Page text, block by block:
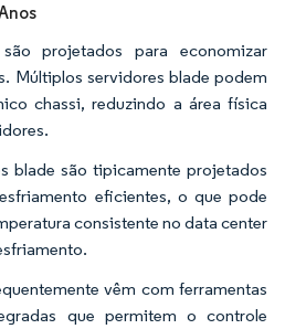
projetados para economizar
Múltiplos servidores blade podem
chassi, reduzindo a área física
blade são tipicamente projetados
eficientes, o que pode
consistente no data center
vêm com ferramentas
que permitem o controle